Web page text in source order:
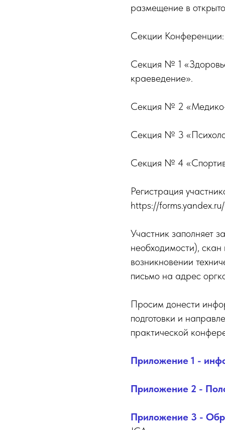
размещение в
Секции Конференции:
Секция № 1
краеведение».
Секция № 2 «Медико-
Секция № 3
Секция № 4
Регистрация
https://
Участник заполняет
необходимости),
возникновении
письмо на адрес
Просим донести
подготовки и
практической
Приложение 1 -
Приложение 2 -
Приложение 3 -